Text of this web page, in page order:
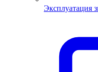
Эксплуатация